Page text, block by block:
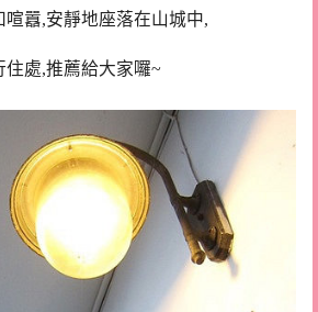
喧囂,安靜地座落在山城中,
處,推薦給大家囉~